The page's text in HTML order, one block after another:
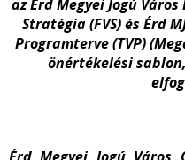
az Érd Megyei Jogú
Stratégia (FVS) és Érd
Programterve (TVP)
önértékelési